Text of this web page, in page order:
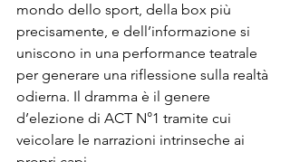
mondo dello sport, della box più
precisamente, e dell’informazione si
uniscono in una performance teatrale
per generare una riflessione sulla realtà
odierna. Il dramma è il genere
d’elezione di ACT N°1 tramite cui
veicolare le narrazioni intrinseche ai